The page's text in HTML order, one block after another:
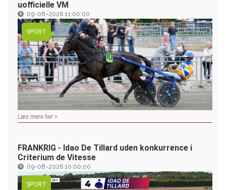
uofficielle VM
09-08-2026 11:00:00
SPORT
Læs mere her >
FRANKRIG - Idao De Tillard uden konkurrence i
Criterium de Vitesse
09-08-2026 10:00:00
SPORT